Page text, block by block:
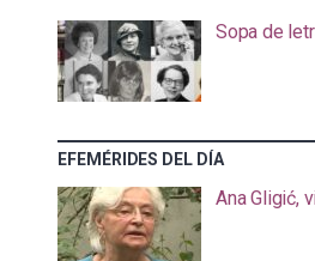
Sopa de
EFEMÉRIDES DEL DÍA
Ana Gligić,